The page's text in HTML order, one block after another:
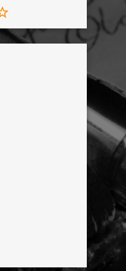
de savoir. En
» de Snéfrou,
de son «père
l'ère des